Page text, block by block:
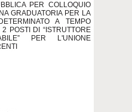
PER COLLOQUIO
GRADUATORIA PER LA
A TEMPO
POSTI DI “ISTRUTTORE
PER L'UNIONE